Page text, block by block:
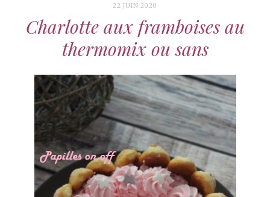
22 JUIN 2020
Charlotte aux framboises au
thermomix ou sans